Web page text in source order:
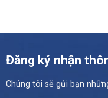
Đăng ký nhận
Chúng tôi sẽ gửi bạn